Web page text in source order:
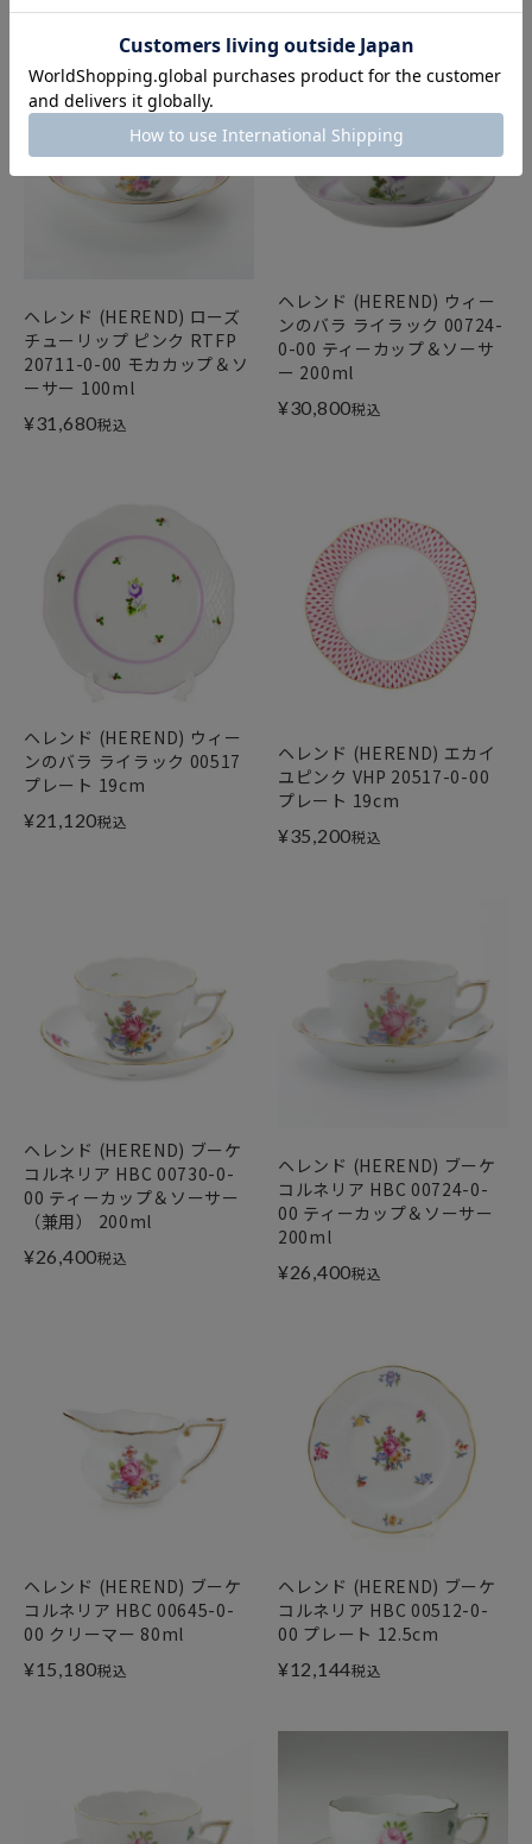
ヘレンド (HEREND) ローズ
チューリップ ピンク RTFP
20711-0-00 モカカップ＆ソ
ーサー 100ml
¥31,680税込
ヘレンド (HEREND) ウィー
ンのバラ ライラック 00724-
0-00 ティーカップ＆ソーサ
ー 200ml
¥30,800税込
ヘレンド (HEREND) ウィー
ンのバラ ライラック 00517
プレート 19cm
¥21,120税込
ヘレンド (HEREND) エカイ
ユピンク VHP 20517-0-00
プレート 19cm
¥35,200税込
ヘレンド (HEREND) ブーケ
コルネリア HBC 00730-0-
00 ティーカップ＆ソーサー
（兼用） 200ml
¥26,400税込
ヘレンド (HEREND) ブーケ
コルネリア HBC 00724-0-
00 ティーカップ＆ソーサー
200ml
¥26,400税込
ヘレンド (HEREND) ブーケ
コルネリア HBC 00645-0-
00 クリーマー 80ml
¥15,180税込
ヘレンド (HEREND) ブーケ
コルネリア HBC 00512-0-
00 プレート 12.5cm
¥12,144税込